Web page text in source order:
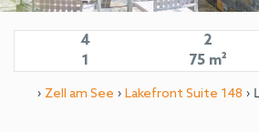
4 2
1
75 m²
› Zell am See › Lakefront Suite 148 ›